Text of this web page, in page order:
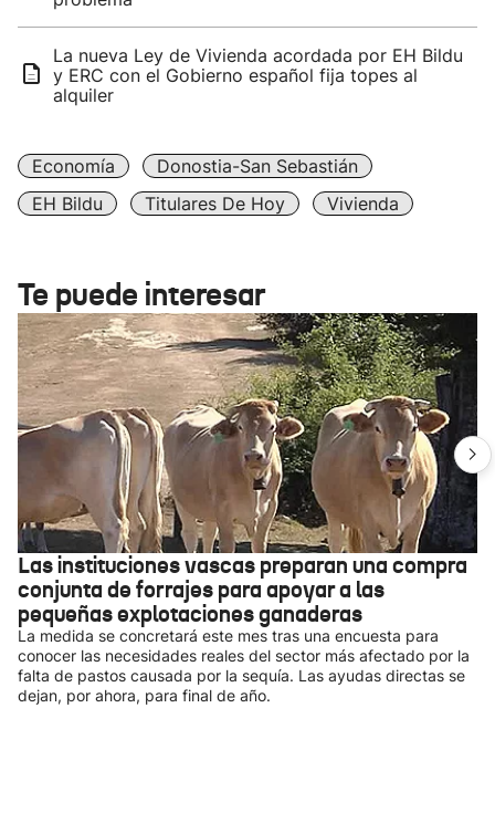
La nueva Ley de Vivienda acordada por EH Bildu
y ERC con el Gobierno español fija topes al
alquiler
Economía
Donostia-San Sebastián
EH Bildu
Titulares De Hoy Vivienda
Te puede interesar
Las instituciones vascas preparan una compra
conjunta de forrajes para apoyar a las
pequeñas explotaciones ganaderas
La medida se concretará este mes tras una encuesta para
conocer las necesidades reales del sector más afectado por la
falta de pastos causada por la sequía. Las ayudas directas se
dejan, por ahora, para final de año.